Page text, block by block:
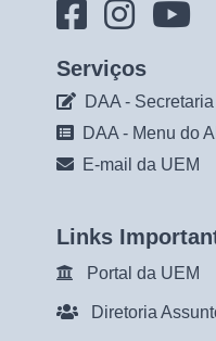
Serviços
DAA - Secretaria
DAA - Menu do
E-mail da UEM
Links
Portal da UEM
Diretoria